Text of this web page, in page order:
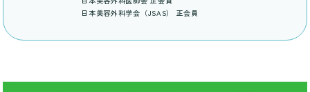
日本美容外科学会（JSAS） 正会員